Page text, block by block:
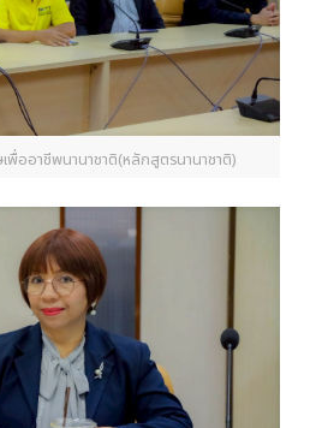
พื่ออาชีพนานาชาติ(หลักสูตรนานาชาติ)